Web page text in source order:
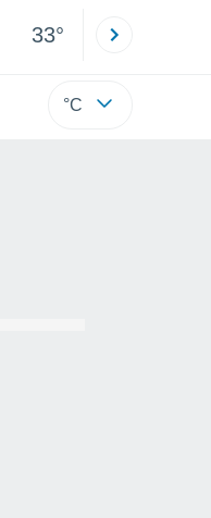
33°
°C